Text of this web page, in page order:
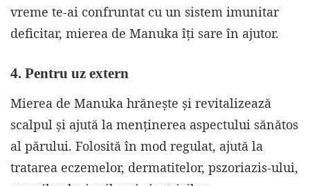
vreme te-ai confruntat cu un sistem imunitar
deficitar, mierea de Manuka îți sare în ajutor.
4. Pentru uz extern
Mierea de Manuka hrănește și revitalizează
scalpul și ajută la menținerea aspectului sănătos
al părului. Folosită în mod regulat, ajută la
tratarea eczemelor, dermatitelor, pszoriazis-ului,